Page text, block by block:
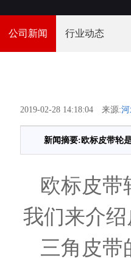
公司新闻 行业动态
2019-02-28 14:18:04 来源:
新闻摘要:欧标皮带轮
欧标皮带
我们来介绍
三角皮带